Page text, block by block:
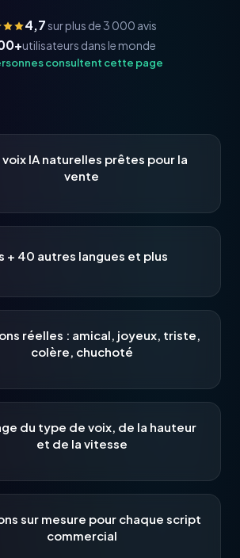
4,7sur plus de 3 000 avis
utilisateurs dans le monde
consultent cette page
IA naturelles prêtes pour la
vente
+ 40 autres langues et plus
réelles : amical, joyeux, triste,
colère, chuchoté
du type de voix, de la hauteur
et de la vitesse
sur mesure pour chaque script
commercial